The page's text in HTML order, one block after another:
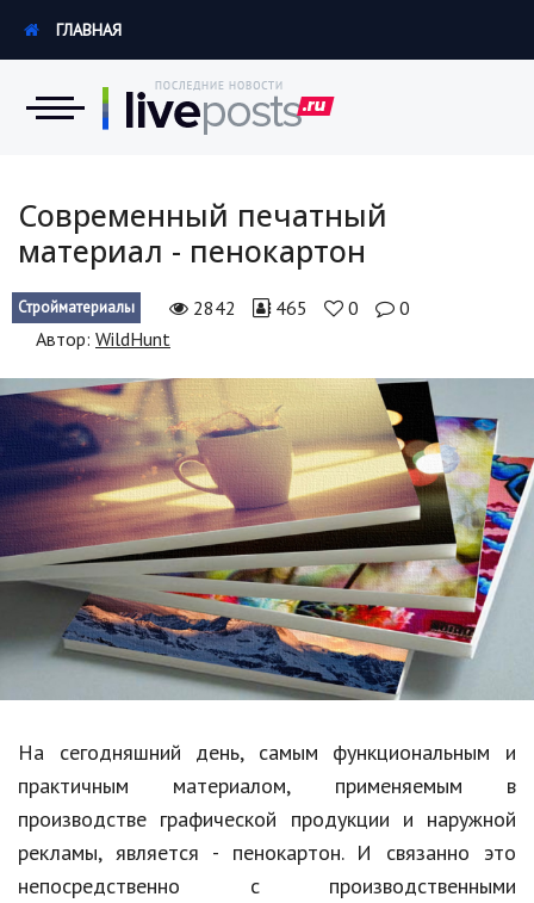
Экономика
Происшествия
Россия
Наука и техника
Политика
Образование
В мире
Культура
Авто, мото
Спорт
Знаменитости
Статьи
ГЛАВНАЯ
Современный печатный
материал - пенокартон
Стройматериалы 2842 465 0
0
Автор: WildHunt
На сегодняшний день, самым функциональным и
практичным материалом, применяемым в
производстве графической продукции и наружной
рекламы, является - пенокартон. И связанно это
непосредственно с производственными